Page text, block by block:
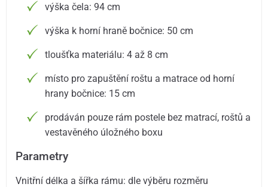
výška čela: 94 cm
výška k horní hraně bočnice: 50 cm
tloušťka materiálu: 4 až 8 cm
místo pro zapuštění roštu a matrace od horní
hrany bočnice: 15 cm
prodáván pouze rám postele bez matrací, roštů a
vestavěného úložného boxu
Parametry
Vnitřní délka a šířka rámu: dle výběru rozměru